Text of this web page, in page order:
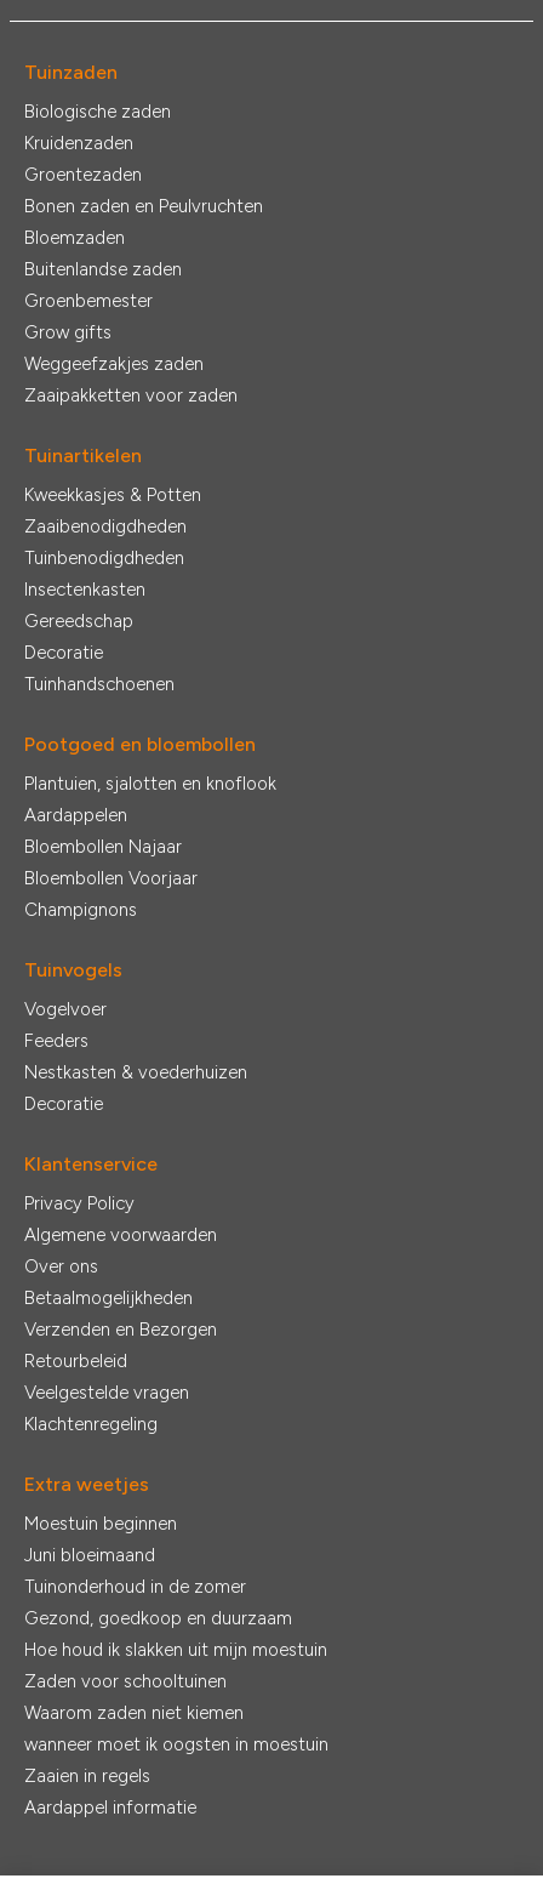
Tuinzaden
Biologische zaden
Kruidenzaden
Groentezaden
Bonen zaden en Peulvruchten
Bloemzaden
Buitenlandse zaden
Groenbemester
Grow gifts
Weggeefzakjes zaden
Zaaipakketten voor zaden
Tuinartikelen
Kweekkasjes & Potten
Zaaibenodigdheden
Tuinbenodigdheden
Insectenkasten
Gereedschap
Decoratie
Tuinhandschoenen
Pootgoed en bloembollen
Plantuien, sjalotten en knoflook
Aardappelen
Bloembollen Najaar
Bloembollen Voorjaar
Champignons
Tuinvogels
Vogelvoer
Feeders
Nestkasten & voederhuizen
Decoratie
Klantenservice
Privacy Policy
Algemene voorwaarden
Over ons
Betaalmogelijkheden
Verzenden en Bezorgen
Retourbeleid
Veelgestelde vragen
Klachtenregeling
Extra weetjes
Moestuin beginnen
Juni bloeimaand
Tuinonderhoud in de zomer
Gezond, goedkoop en duurzaam
Hoe houd ik slakken uit mijn moestuin
Zaden voor schooltuinen
Waarom zaden niet kiemen
wanneer moet ik oogsten in moestuin
Zaaien in regels
Aardappel informatie